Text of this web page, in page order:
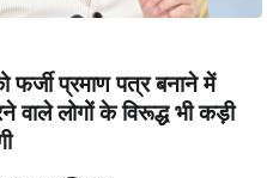
फर्जी प्रमाण पत्र बनाने में
वाले लोगों के विरूद्ध भी कड़ी